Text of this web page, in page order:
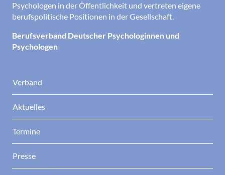
Psychologen in der Öffentlichkeit und vertreten eigene
berufspolitische Positionen in der Gesellschaft.
Berufsverband Deutscher Psychologinnen und
Psychologen
Verband
Aktuelles
Termine
Presse